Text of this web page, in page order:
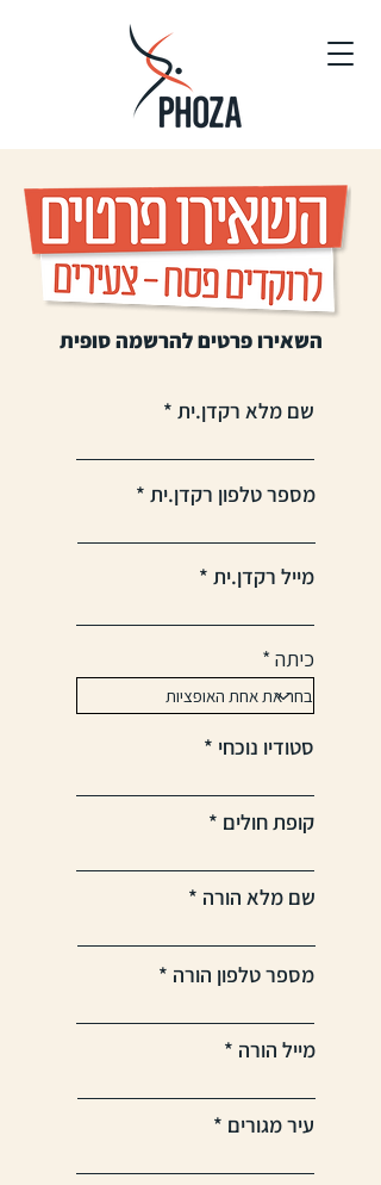
השאירו פרטים להרשמה סופית
שם מלא רקדן.ית
מספר טלפון רקדן.ית
מייל רקדן.ית
כיתה
סטודיו נוכחי
קופת חולים
שם מלא הורה
מספר טלפון הורה
מייל הורה
עיר מגורים